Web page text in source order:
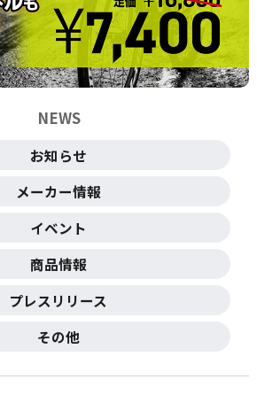
NEWS
お知らせ
メーカー情報
イベント
商品情報
プレスリリース
その他